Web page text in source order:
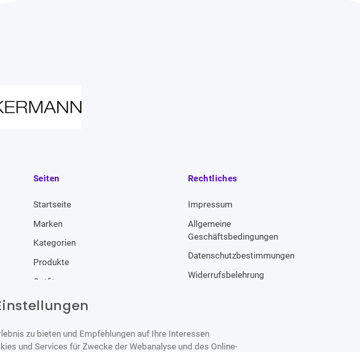
Seiten
Startseite
Marken
Kategorien
Produkte
Outfits
Rechtliches
Impressum
Allgemeine
Geschäftsbedingungen
Datenschutzbestimmungen
Widerrufsbelehrung
zu bieten und Empfehlungen auf Ihre Interessen
und Services für Zwecke der Webanalyse und des Online-